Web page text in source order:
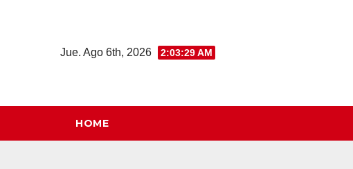
Jue. Ago 6th, 2026 2:03:30 AM
HOME